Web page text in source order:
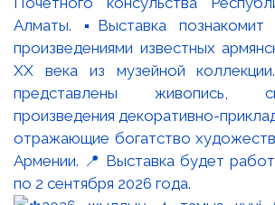
Алматы. ▪️Выставка познакомит
произведениями известных
XX века из музейной
представлены живопись,
произведения декоративно-
отражающие богатство
Армении. 📍 Выставка будет
по 2 сентября 2026 года.